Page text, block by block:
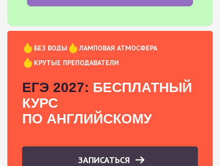
БЕЗ ВОДЫ
ЛАМПОВАЯ АТМОСФЕРА
КРУТЫЕ ПРЕПОДАВАТЕЛИ
ЕГЭ 2027: БЕСПЛАТНЫЙ
КУРС
ПО АНГЛИЙСКОМУ
ЗАПИСАТЬСЯ